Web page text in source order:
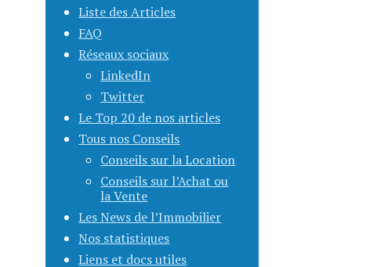
Liste des Articles
FAQ
Réseaux sociaux
LinkedIn
Twitter
Le Top 20 de nos articles
Tous nos Conseils
Conseils sur la Location
Conseils sur l’Achat ou
la Vente
Les News de l’Immobilier
Nos statistiques
Liens et docs utiles